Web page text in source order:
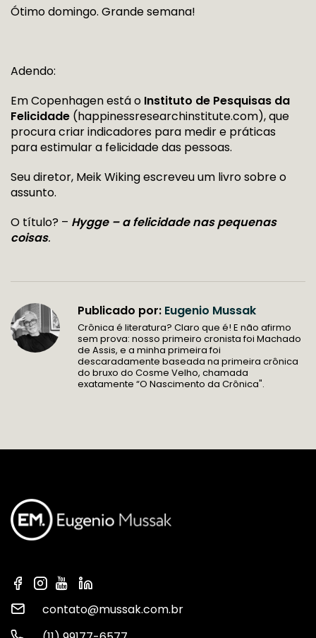
Ótimo domingo. Grande semana!
Adendo:
Em Copenhagen está o Instituto de Pesquisas da
Felicidade (happinessresearchinstitute.com), que
procura criar indicadores para medir e práticas
para estimular a felicidade das pessoas.
Seu diretor, Meik Wiking escreveu um livro sobre o
assunto.
O título? – Hygge – a felicidade nas pequenas
coisas.
Publicado por: Eugenio Mussak
Crônica é literatura? Claro que é! E não afirmo
sem prova: nosso primeiro cronista foi Machado
de Assis, e a minha primeira foi
descaradamente baseada na primeira crônica
do bruxo do Cosme Velho, chamada
exatamente “O Nascimento da Crônica".
contato@mussak.com.br